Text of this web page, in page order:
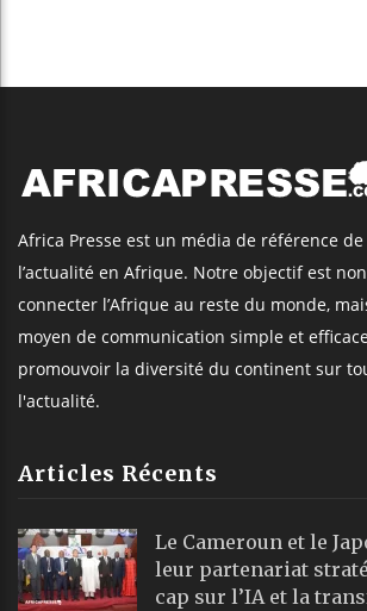
Africa Presse est un média de référence
l’actualité en Afrique. Notre objectif est
connecter l’Afrique au reste du monde,
moyen de communication simple et
promouvoir la diversité du continent sur
l'actualité.
Articles Récents
Le Cameroun et le
leur partenariat
cap sur l’IA et la